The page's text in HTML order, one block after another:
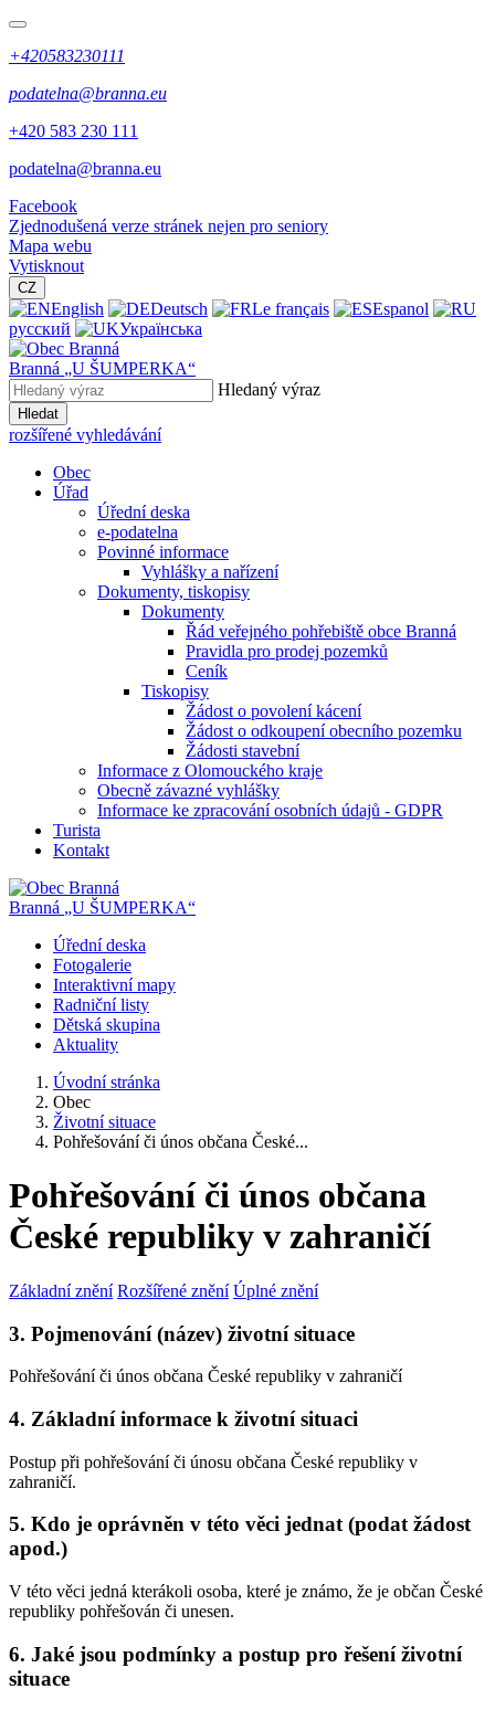
+420583230111
podatelna@branna.eu
+420 583 230 111
podatelna@branna.eu
Facebook
Zjednodušená verze stránek nejen pro seniory
Mapa webu
Vytisknout
CZ
English Deutsch Le français
Espanol
русский
Українська
Branná „U ŠUMPERKA“
Hledaný výraz
Hledat
rozšířené vyhledávání
Obec
Úřad
Úřední deska
e-podatelna
Povinné informace
Vyhlášky a nařízení
Dokumenty, tiskopisy
Dokumenty
Řád veřejného pohřebiště obce Branná
Pravidla pro prodej pozemků
Ceník
Tiskopisy
Žádost o povolení kácení
Žádost o odkoupení obecního pozemku
Žádosti stavební
Informace z Olomouckého kraje
Obecně závazné vyhlášky
Informace ke zpracování osobních údajů - GDPR
Turista
Kontakt
Branná „U ŠUMPERKA“
Úřední deska
Fotogalerie
Interaktivní mapy
Radniční listy
Dětská skupina
Aktuality
Úvodní stránka
Obec
Životní situace
Pohřešování či únos občana České...
Pohřešování či únos občana
České republiky v zahraničí
Základní znění Rozšířené znění Úplné znění
3. Pojmenování (název) životní situace
Pohřešování či únos občana České republiky v zahraničí
4. Základní informace k životní situaci
Postup při pohřešování či únosu občana České republiky v
zahraničí.
5. Kdo je oprávněn v této věci jednat (podat žádost
apod.)
V této věci jedná kterákoli osoba, které je známo, že je občan České
republiky pohřešován či unesen.
6. Jaké jsou podmínky a postup pro řešení životní
situace